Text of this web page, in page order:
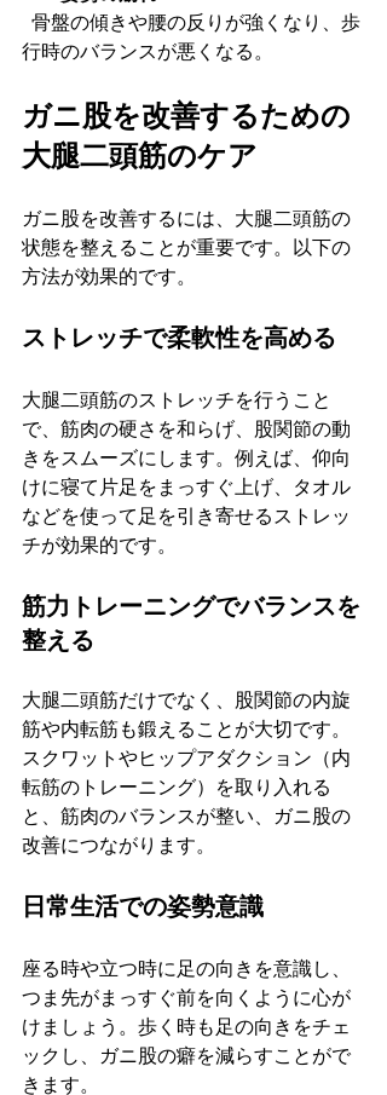
行時のバランスが悪くなる。
ガニ股を改善するための
大腿二頭筋のケア
ガニ股を改善するには、大腿二頭筋の
状態を整えることが重要です。以下の
方法が効果的です。
ストレッチで柔軟性を高める
大腿二頭筋のストレッチを行うこと
で、筋肉の硬さを和らげ、股関節の動
きをスムーズにします。例えば、仰向
けに寝て片足をまっすぐ上げ、タオル
などを使って足を引き寄せるストレッ
チが効果的です。
筋力トレーニングでバランスを
整える
大腿二頭筋だけでなく、股関節の内旋
筋や内転筋も鍛えることが大切です。
スクワットやヒップアダクション（内
転筋のトレーニング）を取り入れる
と、筋肉のバランスが整い、ガニ股の
改善につながります。
日常生活での姿勢意識
座る時や立つ時に足の向きを意識し、
つま先がまっすぐ前を向くように心が
けましょう。歩く時も足の向きをチェ
ックし、ガニ股の癖を減らすことがで
きます。